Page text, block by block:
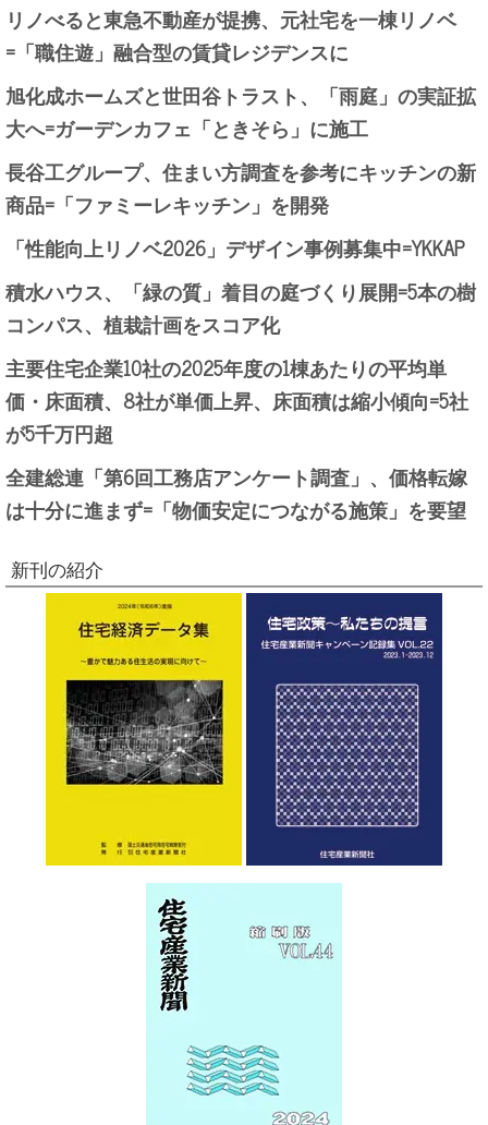
リノべると東急不動産が提携、元社宅を一棟リノベ
=「職住遊」融合型の賃貸レジデンスに
旭化成ホームズと世田谷トラスト、「雨庭」の実証拡
大へ=ガーデンカフェ「ときそら」に施工
長谷工グループ、住まい方調査を参考にキッチンの新
商品=「ファミーレキッチン」を開発
「性能向上リノベ2026」デザイン事例募集中=YKKAP
積水ハウス、「緑の質」着目の庭づくり展開=5本の樹
コンパス、植栽計画をスコア化
主要住宅企業10社の2025年度の1棟あたりの平均単
価・床面積、8社が単価上昇、床面積は縮小傾向=5社
が5千万円超
全建総連「第6回工務店アンケート調査」、価格転嫁
は十分に進まず=「物価安定につながる施策」を要望
新刊の紹介